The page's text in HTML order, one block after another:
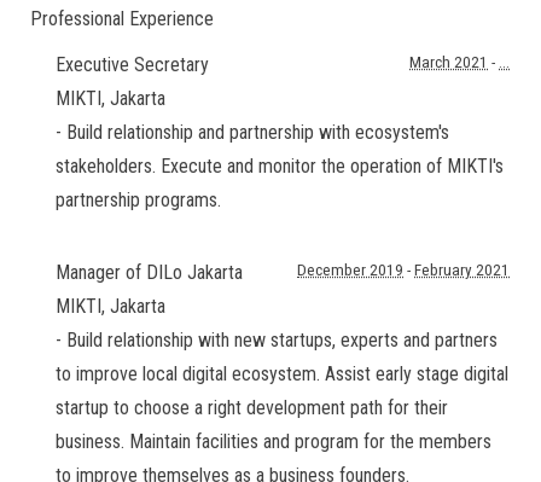
Professional Experience
Executive Secretary
MIKTI, Jakarta
March 2021 - ...
- Build relationship and partnership with ecosystem's
stakeholders. Execute and monitor the operation of MIKTI's
partnership programs.
Manager of DILo Jakarta
MIKTI, Jakarta
December 2019 - February 2021
- Build relationship with new startups, experts and partners
to improve local digital ecosystem. Assist early stage digital
startup to choose a right development path for their
business. Maintain facilities and program for the members
to improve themselves as a business founders.